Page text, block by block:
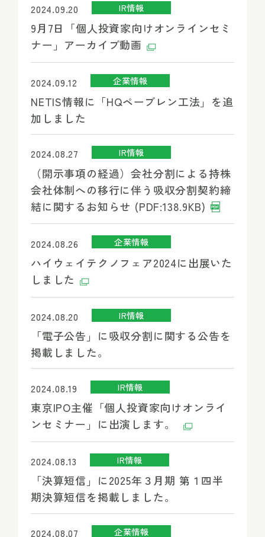
2024.09.20 IR情報
9月7日「個人投資家向けオンラインセミ
ナー」アーカイブ動画
2024.09.12 企業情報
NETIS情報に「HQペーブレン工法」を追
加しました
2024.08.27 IR情報
（開示事項の経過）会社分割による持株
会社体制への移行に伴う吸収分割契約締
結に関するお知らせ (PDF:138.9KB)
2024.08.26 企業情報
ハイウェイテクノフェア2024に出展いた
しました
2024.08.20 IR情報
「電子公告」に吸収分割に関する公告を
掲載しました。
2024.08.19 IR情報
東京IPO主催「個人投資家向けオンライ
ンセミナー」に出演します。
2024.08.13 IR情報
「決算短信」に2025年３月期 第１四半
期決算短信を掲載しました。
2024.08.07 企業情報